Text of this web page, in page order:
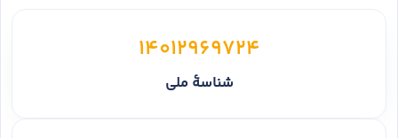
14012969724
شناسهٔ ملی